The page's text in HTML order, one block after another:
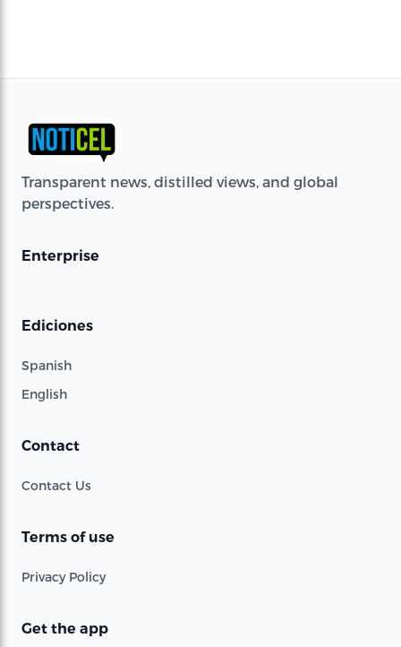
Transparent news, distilled views, and global
perspectives.
Enterprise
Ediciones
Spanish
English
Contact
Contact Us
Terms of use
Privacy Policy
Get the app